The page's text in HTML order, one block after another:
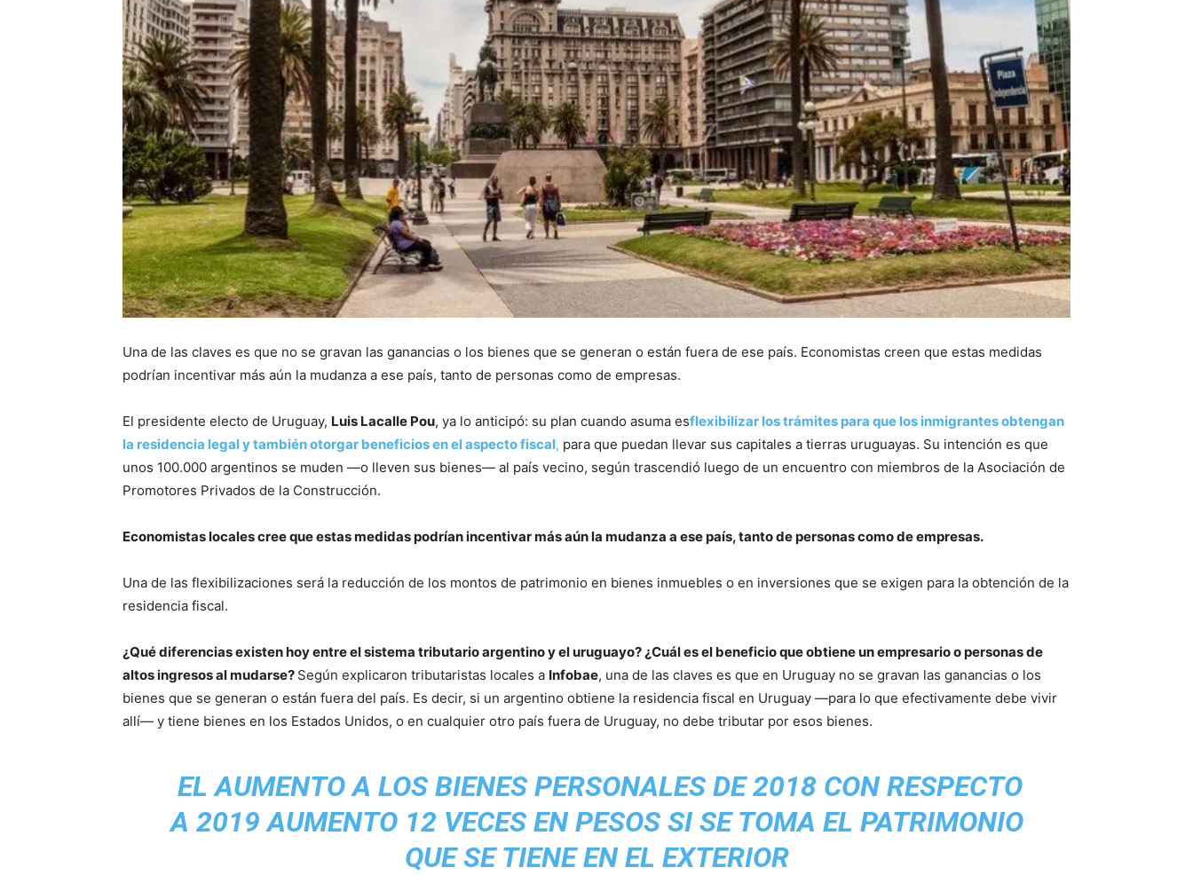
Una de las claves es que no se gravan las ganancias o los bienes que se generan o están fuera de ese país. Economistas creen que estas medidas
podrían incentivar más aún la mudanza a ese país, tanto de personas como de empresas.
El presidente electo de Uruguay, Luis Lacalle Pou, ya lo anticipó: su plan cuando asuma esflexibilizar los trámites para que los inmigrantes obtengan
la residencia legal y también otorgar beneficios en el aspecto fiscal, para que puedan llevar sus capitales a tierras uruguayas. Su intención es que
unos 100.000 argentinos se muden —o lleven sus bienes— al país vecino, según trascendió luego de un encuentro con miembros de la Asociación de
Promotores Privados de la Construcción.
Economistas locales cree que estas medidas podrían incentivar más aún la mudanza a ese país, tanto de personas como de empresas.
Una de las flexibilizaciones será la reducción de los montos de patrimonio en bienes inmuebles o en inversiones que se exigen para la obtención de la
residencia fiscal.
¿Qué diferencias existen hoy entre el sistema tributario argentino y el uruguayo? ¿Cuál es el beneficio que obtiene un empresario o personas de
altos ingresos al mudarse? Según explicaron tributaristas locales a Infobae, una de las claves es que en Uruguay no se gravan las ganancias o los
bienes que se generan o están fuera del país. Es decir, si un argentino obtiene la residencia fiscal en Uruguay —para lo que efectivamente debe vivir
allí— y tiene bienes en los Estados Unidos, o en cualquier otro país fuera de Uruguay, no debe tributar por esos bienes.
EL AUMENTO A LOS BIENES PERSONALES DE 2018 CON RESPECTO
A 2019 AUMENTO 12 VECES EN PESOS SI SE TOMA EL PATRIMONIO
QUE SE TIENE EN EL EXTERIOR